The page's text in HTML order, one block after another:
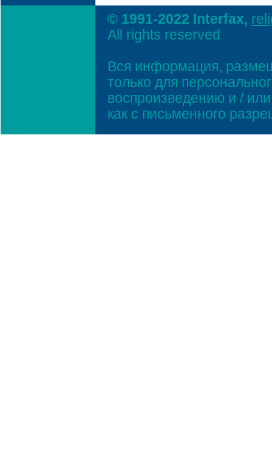
© 1991-2022 Interfax,
All rights reserved
Вся информация,
только для
воспроизведению и /
как с письменного